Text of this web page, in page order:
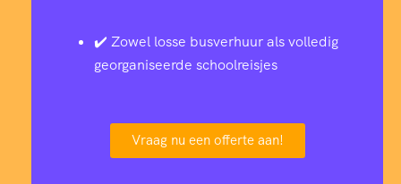
✔️ Zowel losse busverhuur als volledig
georganiseerde schoolreisjes
Vraag nu een offerte aan!